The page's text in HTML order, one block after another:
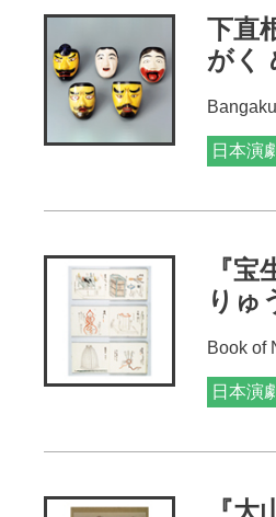
下直
がく
日本演
『
りゅ
Book of
日本演
『